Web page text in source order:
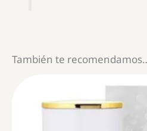
También te